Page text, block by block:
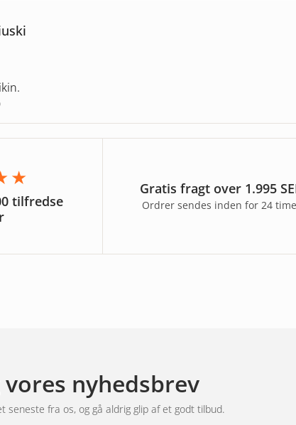
tilfredse
Gratis fragt over 1.995
Ordrer sendes inden for 24
nyhedsbrev
seneste fra os, og gå aldrig glip af et godt tilbud.